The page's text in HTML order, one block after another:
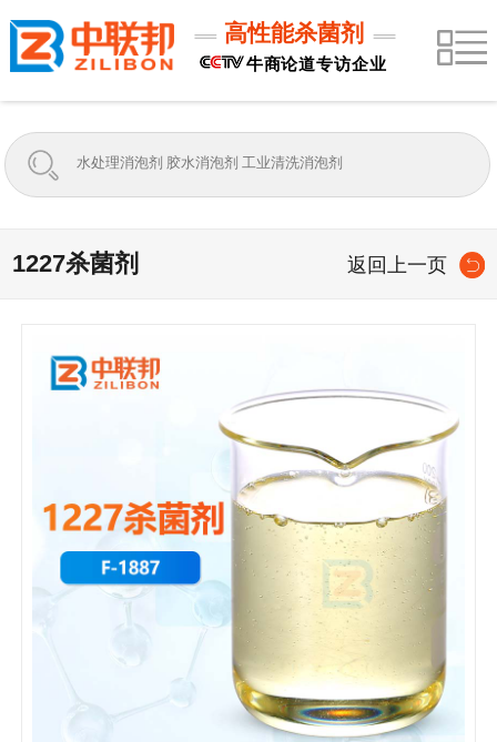
高性能杀菌剂
牛商论道专访企业
1227杀菌剂 返回上一页